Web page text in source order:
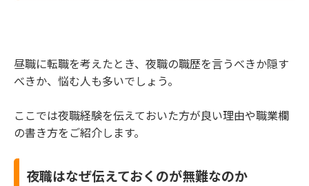
昼職に転職を考えたとき、夜職の職歴を言うべきか隠す
べきか、悩む人も多いでしょう。
ここでは夜職経験を伝えておいた方が良い理由や職業欄
の書き方をご紹介します。
夜職はなぜ伝えておくのが無難なのか